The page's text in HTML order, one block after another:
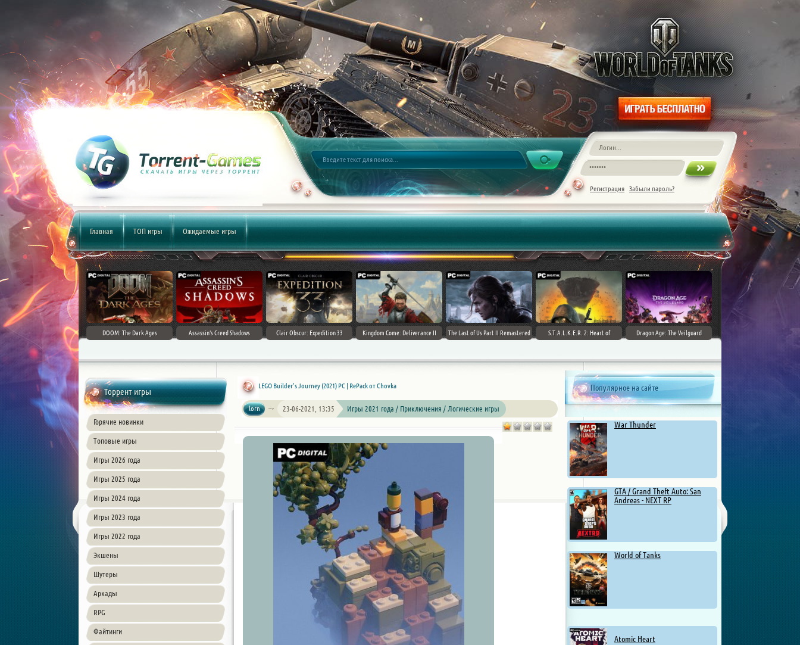
Регистрация Забыли пароль?
Главная ТОП игры Ожидаемые игры
DOOM: The Dark Ages Assassin's Creed Shadows Clair Obscur: Expedition 33 Kingdom Come: Deliverance II The Last of Us Part II Remastered
S.T.A.L.K.E.R. 2: Heart of
Dragon Age: The Veilguard
Торрент игры
Горячие новинки
Топовые игры
Игры 2026 года
Игры 2025 года
Игры 2024 года
Игры 2023 года
Игры 2022 года
Экшены
Шутеры
Аркады
RPG
Файтинги
Популярное на сайте
War Thunder
GTA / Grand Theft Auto: San
Andreas - NEXT RP
World of Tanks
Atomic Heart
LEGO Builder's Journey (2021) PC | RePack от Chovka
lorn 23-06-2021, 13:35 Игры 2021 года / Приключения / Логические игры